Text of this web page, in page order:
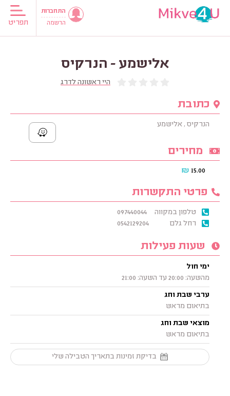
תפריט
התחברות
הרשמה
אלישמע - הנרקיס
היי ראשונה לדרג
כתובת
הנרקיס , אלישמע
מחירים
15.00
₪
פרטי התקשרות
טלפון במקווה
097440044
רחל גלם
0542129204
שעות פעילות
ימי חול
מהשעה: 20:00 עד השעה: 21:00
ערבי שבת וחג
בתיאום מראש
מוצאי שבת וחג
בתיאום מראש
בדיקת זמינות בתאריך הטבילה שלי